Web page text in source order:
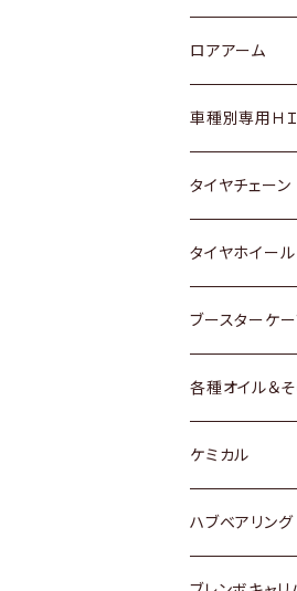
ダイハツ
マツダ
三菱
スバル
レクサス
日産
ダイハツ
マツダ
三菱
スバル
スズキ
日産
いすゞ
ダイハツ
マツダ
三菱
スバル
ホンダ
スズキ
日産
ダイハツ
スバル
トヨタ
ホンダ
スズキ
日産
ダイハツ
マツダ
ロアアーム
ホンダ
スズキ
日産
ダイハツ
マツダ
スバル
車種別専用Ｈ
トヨタ
マツダ
タイヤチェーン
タイヤホイール
トヨタ
ホンダ
スズキ
日産
ブースターケ
各種オイル＆
ディーデル洗浄
ケミカル
ハブベアリング